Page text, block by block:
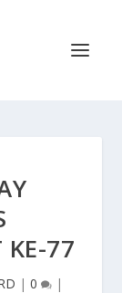
KE-77
| 0 |